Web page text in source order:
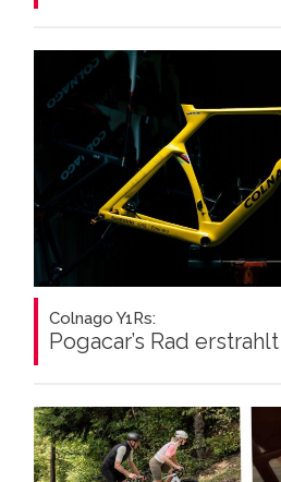
Colnago Y1Rs:
Pogacar’s Rad